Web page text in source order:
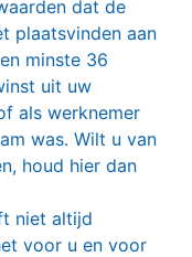
dat de
plaatsvinden aan
minste 36
uit uw
als werknemer
was. Wilt u van
houd hier dan
niet altijd
voor u en voor